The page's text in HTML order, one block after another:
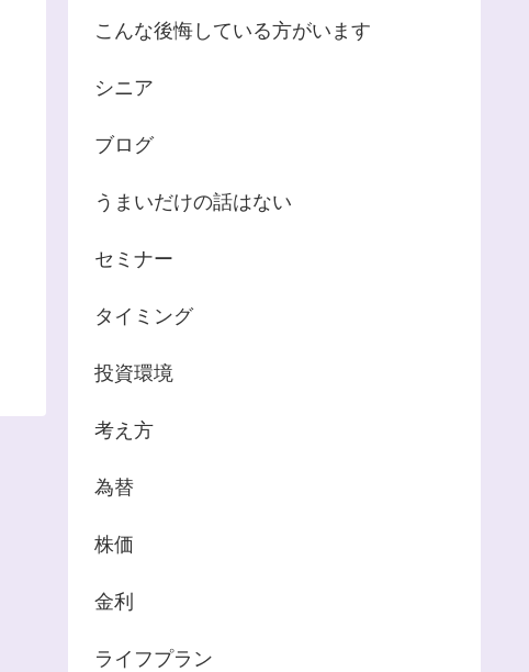
こんな後悔している方がいます
シニア
ブログ
うまいだけの話はない
セミナー
タイミング
投資環境
考え方
為替
株価
金利
ライフプラン